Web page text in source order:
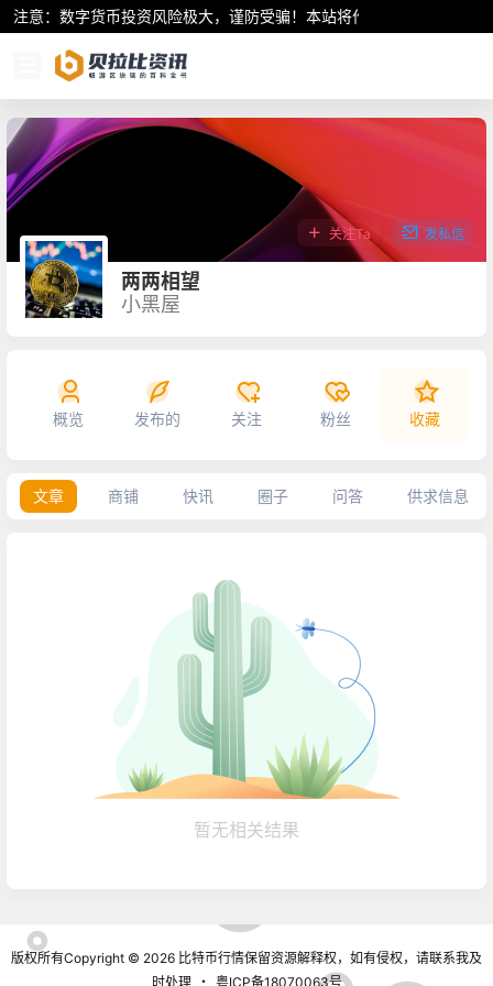
注意：数字货币投资风险极大，谨防受骗！本站将作为行业资讯共享
两两相望
小黑屋
关注Ta 发私信
概览 发布的 关注 粉丝 收藏
文章 商铺 快讯 圈子 问答 供求信息
暂无相关结果
版权所有Copyright © 2026 比特币行情保留资源解释权，如有侵权，请联系我及
时处理
・ 粤ICP备18070063号